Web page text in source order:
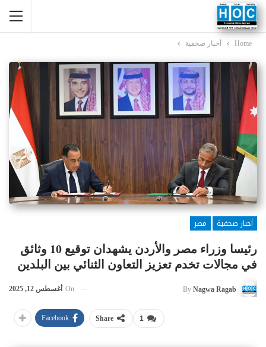
Home أخبار صحفية
أخبار صحفية
مصر
رئيسا وزراء مصر والأردن يشهدان توقيع 10 وثائق
في مجالات تخدم تعزيز التعاون الثنائي بين البلدين
By Nagwa Ragab
On أغسطس 12, 2025
1
Share
Facebook